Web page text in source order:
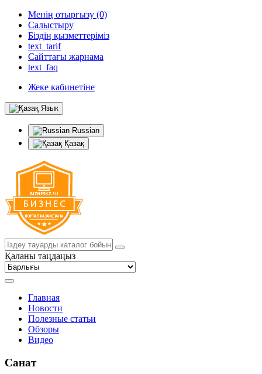
Менің отырғызу (0)
Салыстыру
Біздің қызметтеріміз
text_tarif
Сайттағы жарнама
text_faq
Жеке кабинетіне
Язык
Russian
Қазақ
Қаланы таңдаңыз
Главная
Новости
Полезные статьи
Обзоры
Видео
Санат